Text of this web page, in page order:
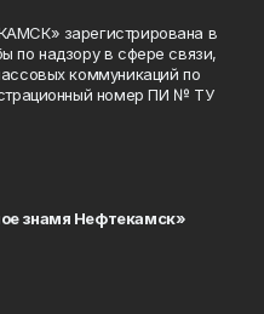
зарегистрирована в
по надзору в сфере связи,
коммуникаций по
номер ПИ № ТУ
знамя Нефтекамск»